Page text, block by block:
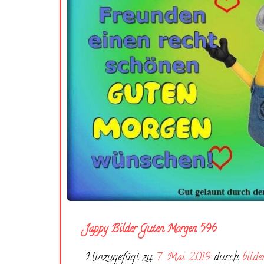
Jappy Bilder Guten Morgen 596
Hinzugefügt zu 7. Mai 2019 durch